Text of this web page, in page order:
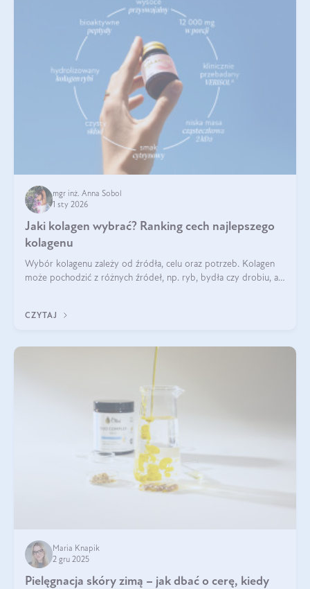
mgr inż. Anna Sobol
1 sty 2026
Jaki kolagen wybrać? Ranking cech najlepszego
kolagenu
Wybór kolagenu zależy od źródła, celu oraz potrzeb. Kolagen
może pochodzić z różnych źródeł, np. ryb, bydła czy drobiu, a
bydlęcy.
CZYTAJ
Maria Knapik
2 gru 2025
Pielęgnacja skóry zimą – jak dbać o cerę, kiedy